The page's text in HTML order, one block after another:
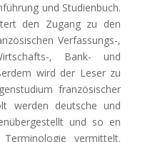
und Studienbuch.
den Zugang zu den
Verfassungs-,
, Bank- und
wird der Leser zu
französischer
werden deutsche und
und so en
vermittelt.